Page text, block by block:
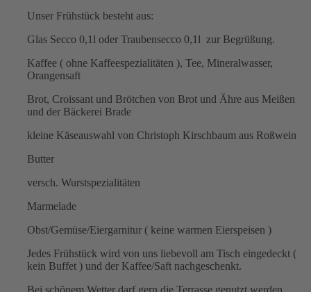
Unser Frühstück besteht aus:
Glas Secco 0,1l oder Traubensecco 0,1l zur Begrüßung.
Kaffee ( ohne Kaffeespezialitäten ), Tee, Mineralwasser,
Orangensaft
Brot, Croissant und Brötchen von Brot und Ähre aus Meißen
und der Bäckerei Brade
kleine Käseauswahl von Christoph Kirschbaum aus Roßwein
Butter
versch. Wurstspezialitäten
Marmelade
Obst/Gemüse/Eiergarnitur ( keine warmen Eierspeisen )
Jedes Frühstück wird von uns liebevoll am Tisch eingedeckt (
kein Buffet ) und der Kaffee/Saft nachgeschenkt.